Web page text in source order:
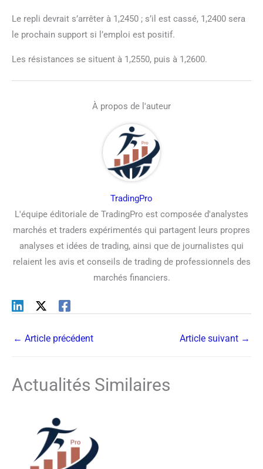
Le repli devrait s’arrêter à 1,2450 ; s’il est cassé, 1,2400 sera
le prochain support si l’emploi est positif.
Les résistances se situent à 1,2550, puis à 1,2600.
À propos de l'auteur
TradingPro
L'équipe éditoriale de TradingPro est composée d'analystes
marchés et traders expérimentés qui partagent leurs propres
analyses et idées de trading, ainsi que de journalistes qui
relaient les avis et conseils de trading de professionnels des
marchés financiers.
← Article précédent Article suivant →
Actualités Similaires